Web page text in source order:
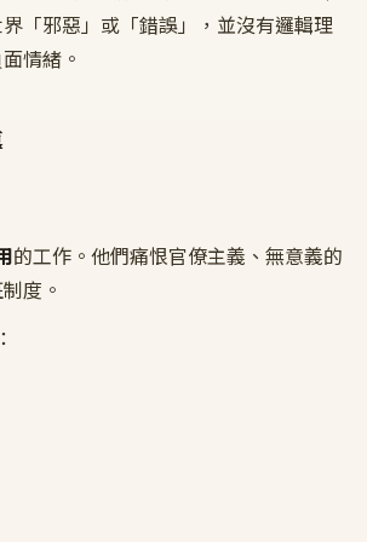
「邪惡」或「錯誤」，並沒有邏輯理
情緒。
的工作。他們痛恨官僚主義、無意義的
度。
：